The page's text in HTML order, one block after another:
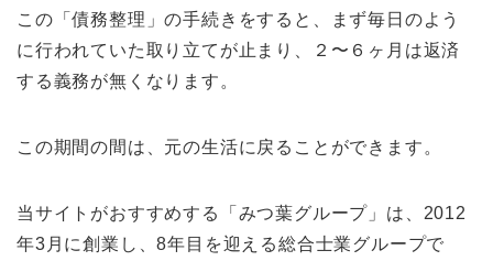
この「債務整理」の手続きをすると、まず毎日のよう
に行われていた取り立てが止まり、２〜６ヶ月は返済
する義務が無くなります。
この期間の間は、元の生活に戻ることができます。
当サイトがおすすめする「みつ葉グループ」は、2012
年3月に創業し、8年目を迎える総合士業グループで